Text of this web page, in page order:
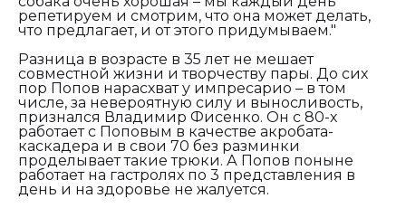
репетируем и смотрим, что она может делать,
что предлагает, и от этого придумываем."
Разница в возрасте в 35 лет не мешает
совместной жизни и творчеству пары. До сих
пор Попов нарасхват у импресарио – в том
числе, за невероятную силу и выносливость,
признался Владимир Фисенко. Он с 80-х
работает с Поповым в качестве акробата-
каскадера и в свои 70 без разминки
проделывает такие трюки. А Попов поныне
работает на гастролях по 3 представления в
день и на здоровье не жалуется.